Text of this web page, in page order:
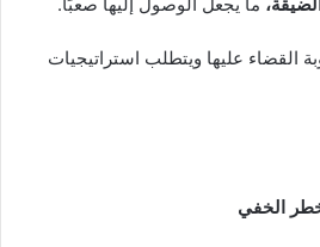
القضاء عليها ويتطلب استراتيجيات
الخفي